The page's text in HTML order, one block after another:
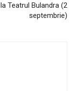
la Teatrul Bulandra (2
septembrie)